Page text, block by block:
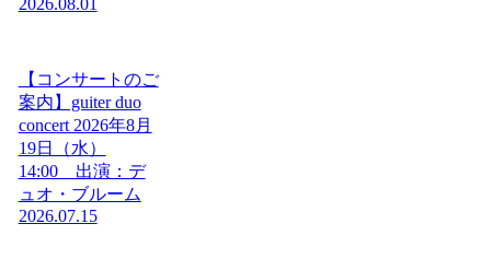
【コンサートのご
案内】guiter duo
concert 2026年8月
19日（水）
14:00 出演：デ
ュオ・ブルーム
2026.07.15